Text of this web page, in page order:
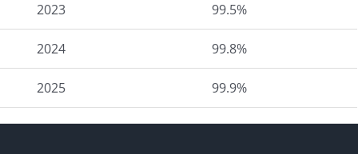
2023 99.5%
2024 99.8%
2025 99.9%